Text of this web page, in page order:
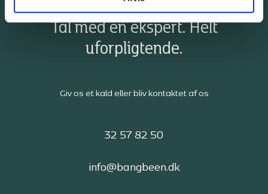
Tal med en ekspert. Helt
uforpligtende.
Giv os et kald eller bliv kontaktet af os
32 57 82 50
info@bangbeen.dk